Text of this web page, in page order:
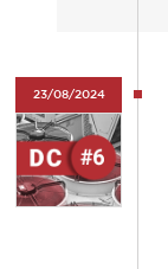
23/08/2024